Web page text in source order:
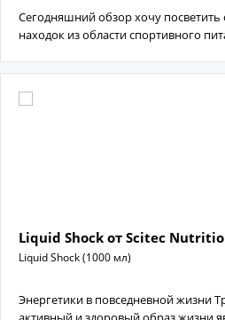
Cегодняшний обзор хочу
находок из области спортивного
Liquid Shock от Scitec
Liquid Shock (1000 мл)
Энергетики в повседневной жизни